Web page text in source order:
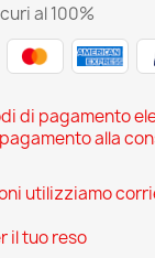
al 100%
di pagamento
alla
utilizziamo
il tuo reso